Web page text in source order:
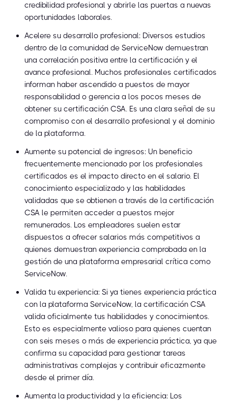
credibilidad profesional y abrirle las puertas a nuevas
oportunidades laborales.
Acelere su desarrollo profesional: Diversos estudios
dentro de la comunidad de ServiceNow demuestran
una correlación positiva entre la certificación y el
avance profesional. Muchos profesionales certificados
informan haber ascendido a puestos de mayor
responsabilidad o gerencia a los pocos meses de
obtener su certificación CSA. Es una clara señal de su
compromiso con el desarrollo profesional y el dominio
de la plataforma.
Aumente su potencial de ingresos: Un beneficio
frecuentemente mencionado por los profesionales
certificados es el impacto directo en el salario. El
conocimiento especializado y las habilidades
validadas que se obtienen a través de la certificación
CSA le permiten acceder a puestos mejor
remunerados. Los empleadores suelen estar
dispuestos a ofrecer salarios más competitivos a
quienes demuestran experiencia comprobada en la
gestión de una plataforma empresarial crítica como
ServiceNow.
Valida tu experiencia: Si ya tienes experiencia práctica
con la plataforma ServiceNow, la certificación CSA
valida oficialmente tus habilidades y conocimientos.
Esto es especialmente valioso para quienes cuentan
con seis meses o más de experiencia práctica, ya que
confirma su capacidad para gestionar tareas
administrativas complejas y contribuir eficazmente
desde el primer día.
Aumenta la productividad y la eficiencia: Los